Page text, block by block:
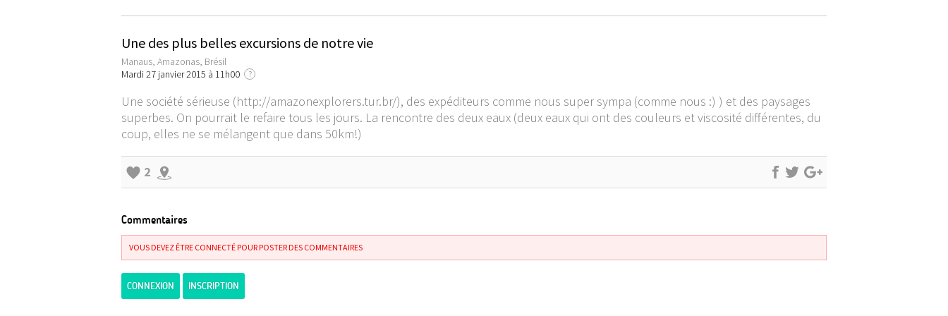
Une des plus belles excursions de notre vie
Manaus, Amazonas, Brésil
Mardi 27 janvier 2015 à 11h00
?
Une société sérieuse (http://amazonexplorers.tur.br/), des expéditeurs comme nous super sympa (comme nous :) ) et des paysages
superbes. On pourrait le refaire tous les jours. La rencontre des deux eaux (deux eaux qui ont des couleurs et viscosité différentes, du
coup, elles ne se mélangent que dans 50km!)
2
Commentaires
VOUS DEVEZ ÊTRE CONNECTÉ POUR POSTER DES COMMENTAIRES
CONNEXION INSCRIPTION